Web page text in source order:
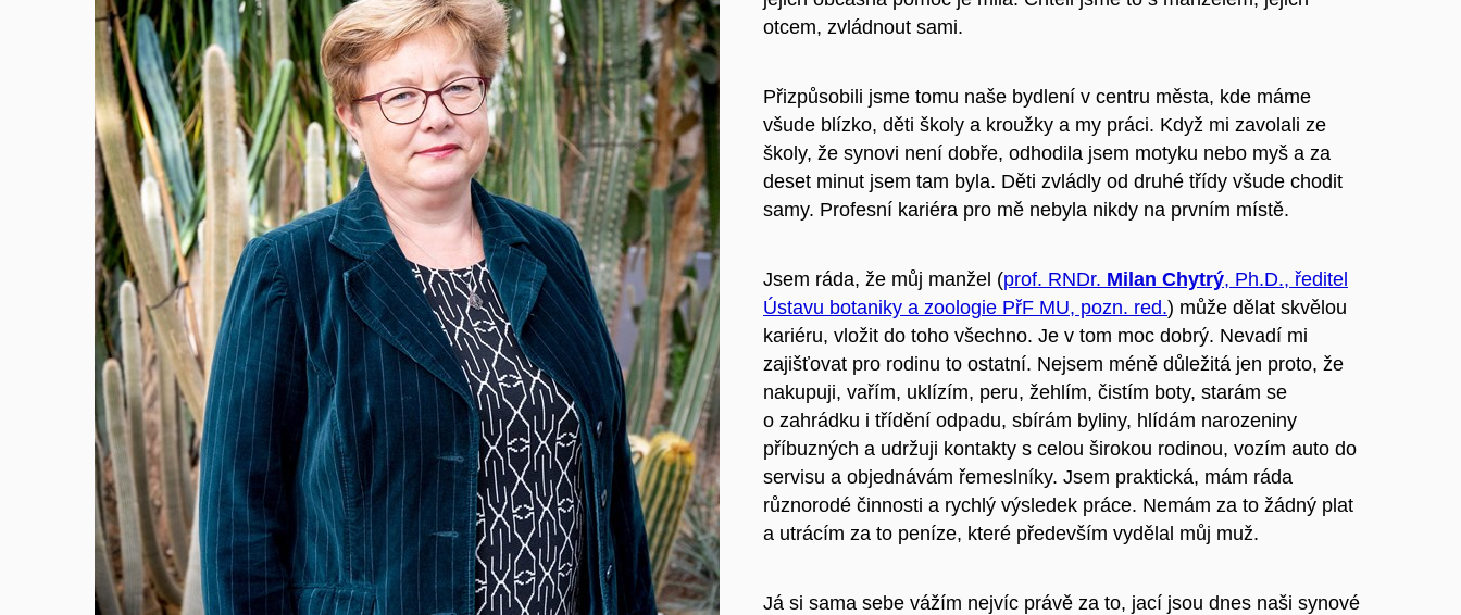
otcem, zvládnout sami.
Přizpůsobili jsme tomu naše bydlení v centru města, kde máme
všude blízko, děti školy a kroužky a my práci. Když mi zavolali ze
školy, že synovi není dobře, odhodila jsem motyku nebo myš a za
deset minut jsem tam byla. Děti zvládly od druhé třídy všude chodit
samy. Profesní kariéra pro mě nebyla nikdy na prvním místě.
Jsem ráda, že můj manžel (prof. RNDr. Milan Chytrý, Ph.D., ředitel
Ústavu botaniky a zoologie PřF MU, pozn. red.) může dělat skvělou
kariéru, vložit do toho všechno. Je v tom moc dobrý. Nevadí mi
zajišťovat pro rodinu to ostatní. Nejsem méně důležitá jen proto, že
nakupuji, vařím, uklízím, peru, žehlím, čistím boty, starám se
o zahrádku i třídění odpadu, sbírám byliny, hlídám narozeniny
příbuzných a udržuji kontakty s celou širokou rodinou, vozím auto do
servisu a objednávám řemeslníky. Jsem praktická, mám ráda
různorodé činnosti a rychlý výsledek práce. Nemám za to žádný plat
a utrácím za to peníze, které především vydělal můj muž.
Já si sama sebe vážím nejvíc právě za to, jací jsou dnes naši synové